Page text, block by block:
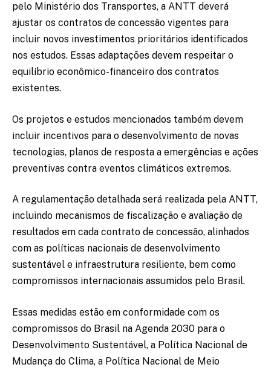
pelo Ministério dos Transportes, a ANTT deverá
ajustar os contratos de concessão vigentes para
incluir novos investimentos prioritários identificados
nos estudos. Essas adaptações devem respeitar o
equilíbrio econômico-financeiro dos contratos
existentes.
Os projetos e estudos mencionados também devem
incluir incentivos para o desenvolvimento de novas
tecnologias, planos de resposta a emergências e ações
preventivas contra eventos climáticos extremos.
A regulamentação detalhada será realizada pela ANTT,
incluindo mecanismos de fiscalização e avaliação de
resultados em cada contrato de concessão, alinhados
com as políticas nacionais de desenvolvimento
sustentável e infraestrutura resiliente, bem como
compromissos internacionais assumidos pelo Brasil.
Essas medidas estão em conformidade com os
compromissos do Brasil na Agenda 2030 para o
Desenvolvimento Sustentável, a Política Nacional de
Mudança do Clima, a Política Nacional de Meio